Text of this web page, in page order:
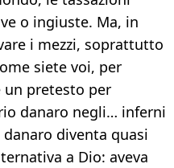
o ingiuste. Ma, in
i mezzi, soprattutto
siete voi, per
un pretesto per
danaro negli… inferni
diventa quasi
a Dio: aveva